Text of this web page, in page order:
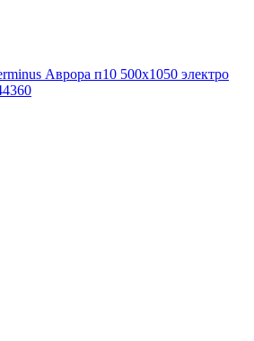
Аврора п10 500x1050 электро